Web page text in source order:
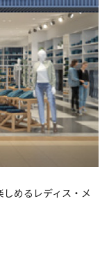
めるレディス・メ